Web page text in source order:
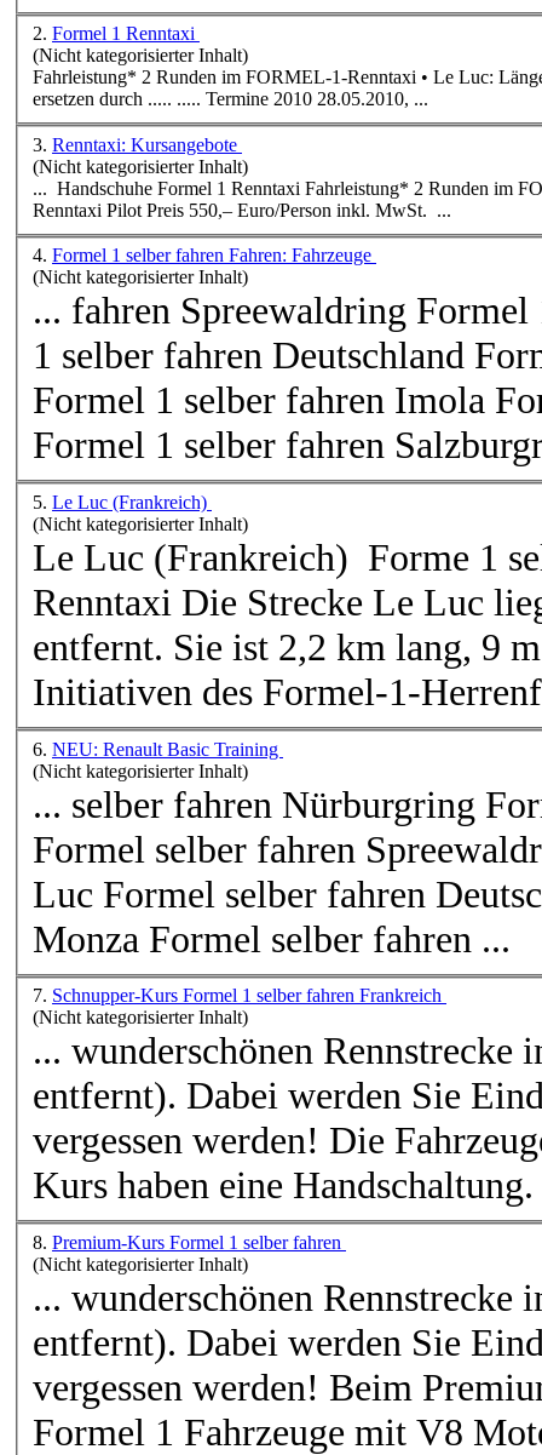
2. Formel 1 Renntaxi
(Nicht kategorisierter Inhalt)
Fahrleistung* 2 Runden im FORMEL-1-Renntaxi • Le Luc: Länge 2,2 km Pilot
ersetzen durch ..... ..... Termine 2010 28.05.2010, ...
3. Renntaxi: Kursangebote
(Nicht kategorisierter Inhalt)
... Handschuhe Formel 1 Renntaxi
Renntaxi Pilot Preis 550,– Euro/Person inkl. MwSt. ...
4. Formel 1 selber fahren Fahren: Fahrzeuge
(Nicht kategorisierter Inhalt)
... fahren Spreewaldring
1 selber fahren Deutschland
Formel 1 selber fahren Imola
Formel 1 selber fahren
5. Le Luc (Frankreich)
(Nicht kategorisierter Inhalt)
Le Luc (Frankreich) Forme 1
Renntaxi Die Strecke Le Luc
entfernt. Sie ist 2,2 km lang, 9
Initiativen des Formel-1-
6. NEU: Renault Basic Training
(Nicht kategorisierter Inhalt)
... selber fahren Nürburgring
Formel selber fahren
Luc Formel selber fahren
Monza Formel selber fahren ...
7. Schnupper-Kurs Formel 1 selber fahren Frankreich
(Nicht kategorisierter Inhalt)
... wunderschönen Rennstrecke
entfernt). Dabei werden Sie
vergessen werden! Die
Kurs haben eine
8. Premium-Kurs Formel 1 selber fahren
(Nicht kategorisierter Inhalt)
... wunderschönen Rennstrecke
entfernt). Dabei werden Sie
vergessen werden! Beim
Formel 1 Fahrzeuge mit V8